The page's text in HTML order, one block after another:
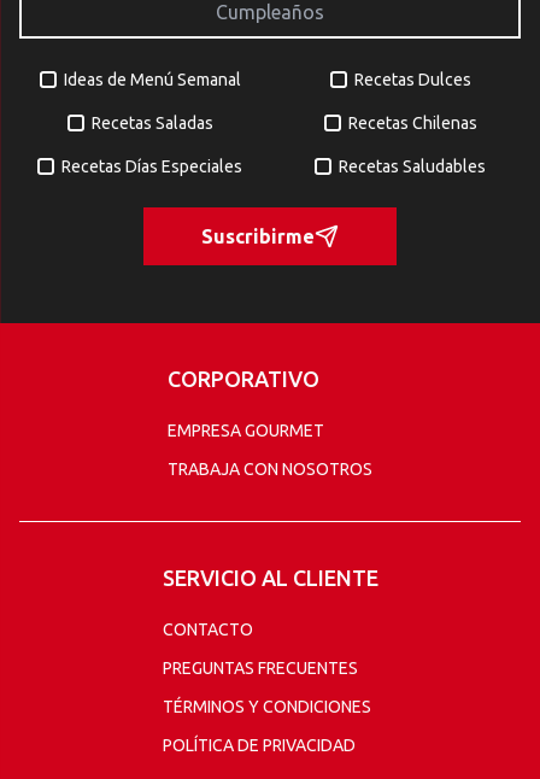
Ideas de Menú Semanal Recetas Dulces
Recetas Saladas Recetas Chilenas
Recetas Días Especiales Recetas Saludables
Suscribirme
CORPORATIVO
EMPRESA GOURMET
TRABAJA CON NOSOTROS
SERVICIO AL CLIENTE
CONTACTO
PREGUNTAS FRECUENTES
TÉRMINOS Y CONDICIONES
POLÍTICA DE PRIVACIDAD